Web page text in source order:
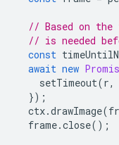
// Based on the
// is needed
const
await new
setTimeout(r,
});
ctx.drawImage(
frame.close();